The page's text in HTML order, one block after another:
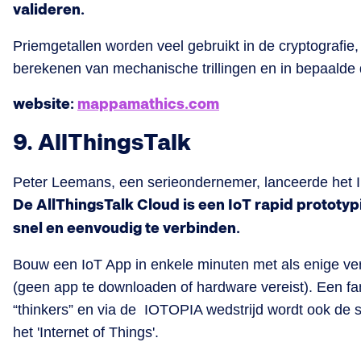
valideren.
Priemgetallen worden veel gebruikt in de
berekenen van mechanische trillingen en in
website: mappamathics.com
9. AllThingsTalk
Peter Leemans, een serieondernemer, lanceerde het
De AllThingsTalk Cloud is een IoT rapid
snel en eenvoudig te verbinden.
Bouw een IoT App in enkele minuten met als enige
(geen app te downloaden of hardware vereist). Een
“thinkers” en via de IOTOPIA wedstrijd wordt ook de
het 'Internet of Things'.